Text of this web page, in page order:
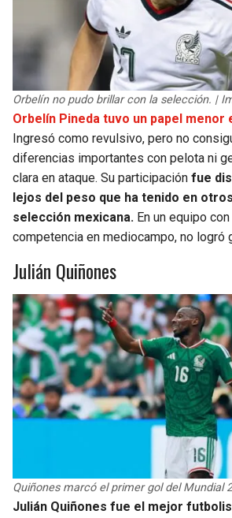
Orbelín no pudo brillar con la selección. |
Orbelín Pineda tuvo un papel menor
Ingresó como revulsivo, pero no
diferencias importantes con pelota ni
clara en ataque. Su participación fue
lejos del peso que ha tenido en
selección mexicana. En un equipo
competencia en mediocampo, no logró
Julián Quiñones
Quiñones marcó el primer gol del Mundial
Julián Quiñones fue el mejor